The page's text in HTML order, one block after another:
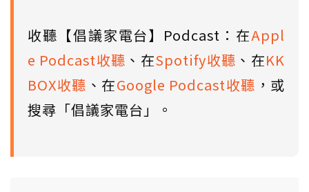
收聽【倡議家電台】Podcast：在Appl
e Podcast收聽 、在Spotify收聽 、在KK
BOX收聽 、在Google Podcast收聽 ，或
搜尋「倡議家電台」。